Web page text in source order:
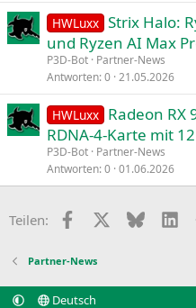
HWLuxx Strix Halo:
und Ryzen AI Max
P3D-Bot Partner-News
Antworten 0 21.05.2026
HWLuxx Radeon RX
RDNA-4-Karte mit
P3D-Bot Partner-News
Antworten 0 01.06.2026
Teilen: Facebook Bluesky
Partner-News
Deutsch